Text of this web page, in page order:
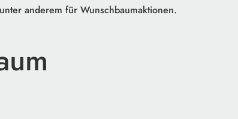
anderem für Wunschbaumaktionen.